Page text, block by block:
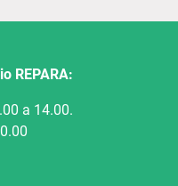
REPARA:
a 14.00.